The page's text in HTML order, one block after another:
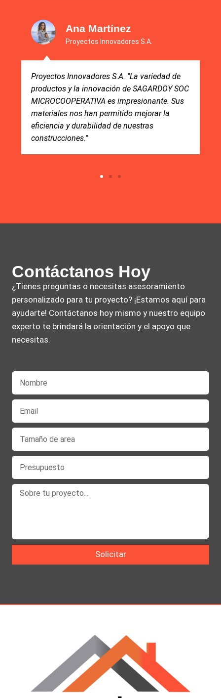
SOC
Constructora Gutiérrez & Co. "Hemos
trabajado con SAGARDOY SOC
MICROCOOPERATIVA durante varios
siempre han entregado productos de
calidad. Su equipo de atención al cliente
inigualable."
María Gutiérrez
Constructora Gutiérrez & Co.
Contáctanos Hoy
¿Tienes preguntas o necesitas asesoramiento
personalizado para tu proyecto? ¡Estamos aquí para
ayudarte! Contáctanos hoy mismo y nuestro equipo
experto te brindará la orientación y el apoyo que
necesitas.
Solicitar